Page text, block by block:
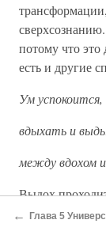
потому что это
есть и другие
Ум
вдыхать и
между вдохом
Выдох
влияет на
←